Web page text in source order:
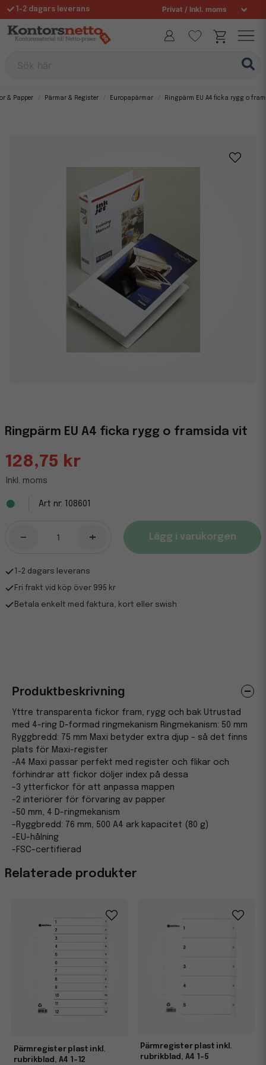
1-2 dagars leverans
Fri frakt över 995 kr
& Papper Pärmar & Register Europapärmar Ringpärm EU A4 ficka rygg o
Ringpärm EU A4 ficka rygg o framsida vit
128,75 kr
Inkl. moms
108601
- + Lägg i varukorgen
1-2 dagars leverans
Fri frakt vid köp över 995 kr
Betala enkelt med faktura, kort eller swish
Relaterade produkter
Pärmregister plast inkl.
rubrikblad, A4 1-12
Pärmregister plast inkl.
rubrikblad, A4 1-5
Produktbeskrivning
Yttre transparenta fickor fram, rygg och bak Utrustad
med 4-ring D-formad ringmekanism Ringmekanism: 50 mm
Ryggbredd: 75 mm Maxi betyder extra djup - så det finns
plats för Maxi-register
-A4 Maxi passar perfekt med register och flikar och
förhindrar att fickor döljer index på dessa
-3 ytterfickor för att anpassa mappen
-2 interiörer för förvaring av papper
-50 mm, 4 D-ringmekanism
-Ryggbredd: 76 mm, 500 A4 ark kapacitet (80 g)
-EU-hålning
-FSC-certifierad